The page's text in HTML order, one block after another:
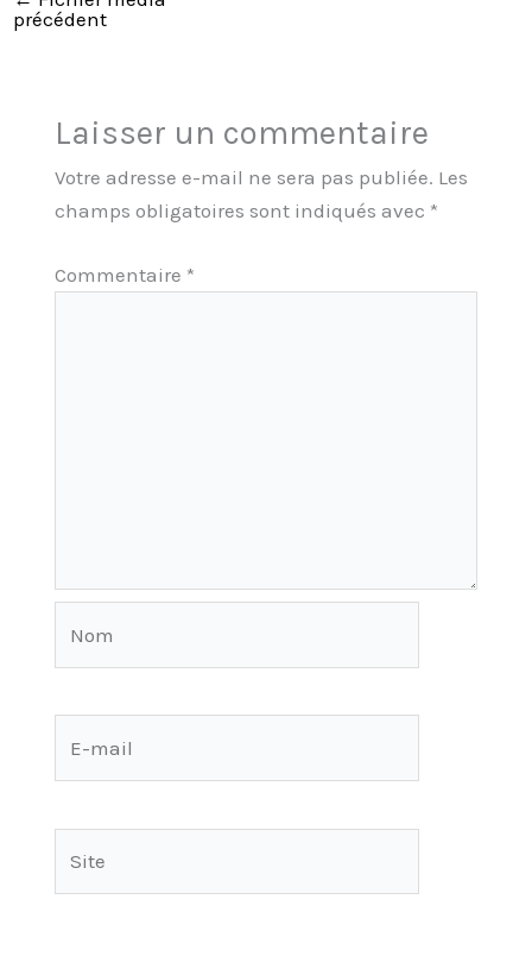
précédent
Laisser un commentaire
Votre adresse e-mail ne sera pas publiée. Les
champs obligatoires sont indiqués avec *
Commentaire *